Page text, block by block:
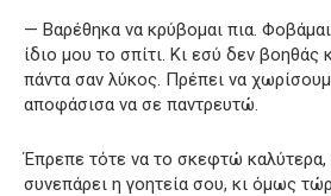
— Βαρέθηκα να κρύβομαι πια.
ίδιο μου το σπίτι. Κι εσύ δεν βοηθάς
πάντα σαν λύκος. Πρέπει να
αποφάσισα να σε παντρευτώ.
Έπρεπε τότε να το σκεφτώ καλύτερα,
συνεπάρει η γοητεία σου, κι όμως